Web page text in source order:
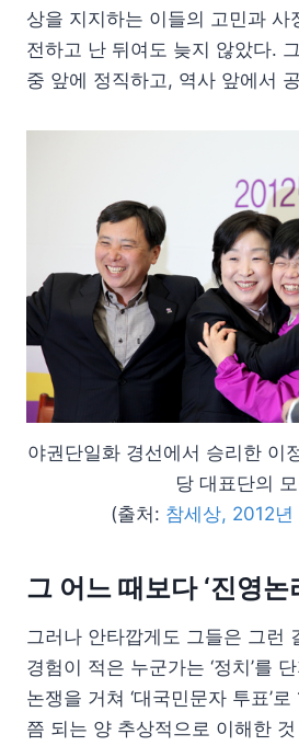
상을 지지하는 이들의 고민과 사
전하고 난 뒤여도 늦지 않았다.
중 앞에 정직하고, 역사 앞에서
야권단일화 경선에서 승리한 이
당 대표단의
(출처: 참세상, 2012년
그 어느 때보다 ‘진영논
그러나 안타깝게도 그들은 그런
경험이 적은 누군가는 ‘정치’를
논쟁을 거쳐 ‘대국민문자 투표’
쯤 되는 양 추상적으로 이해한